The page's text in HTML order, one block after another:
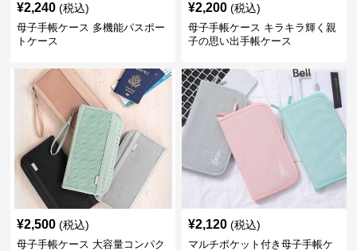
¥2,240 (税込)
母子手帳ケース 多機能パスポー
トケース
¥2,200 (税込)
母子手帳ケース キラキラ輝く親
子の思い出手帳ケース
¥2,500 (税込)
母子手帳ケース 大容量コンパク
¥2,120 (税込)
マルチポケット付き母子手帳ケ